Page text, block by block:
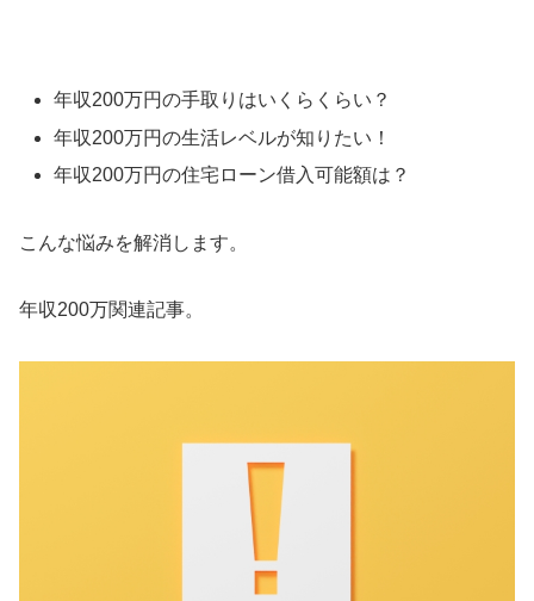
年収200万円の手取りはいくらくらい？
年収200万円の生活レベルが知りたい！
年収200万円の住宅ローン借入可能額は？
こんな悩みを解消します。
年収200万関連記事。